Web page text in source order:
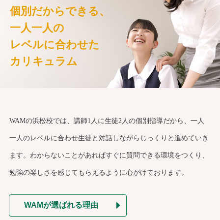
個別だからできる、
一人一人の
レベルに合わせた
カリキュラム
WAMの浜松校では、講師1人に生徒2人の個別指導だから、一人
一人のレベルに合わせ生徒と対話しながらじっくりと進めていき
ます。わからないことがあればすぐに質問できる環境をつくり、
勉強の楽しさを感じてもらえるように心がけております。
WAMが選ばれる理由